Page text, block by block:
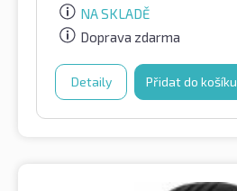
NA SKLADĚ
Doprava zdarma
Detaily Přidat do košíku